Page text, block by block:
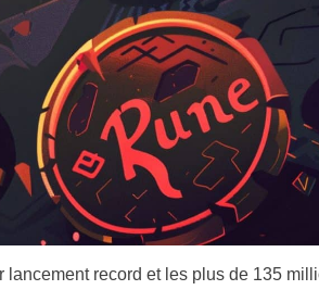
record et les plus de 135